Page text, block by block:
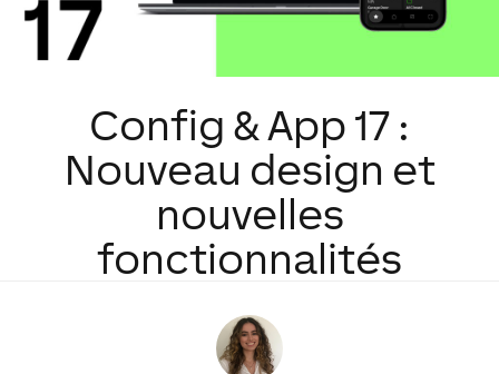
Config & App 17 :
Nouveau design et
nouvelles
fonctionnalités